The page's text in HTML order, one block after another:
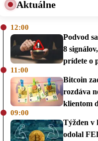
Aktuálne
12:00
Podvod
8
prídete o
11:00
Bitcoin
rozdáva
klientom
09:00
Týžden v
odolal